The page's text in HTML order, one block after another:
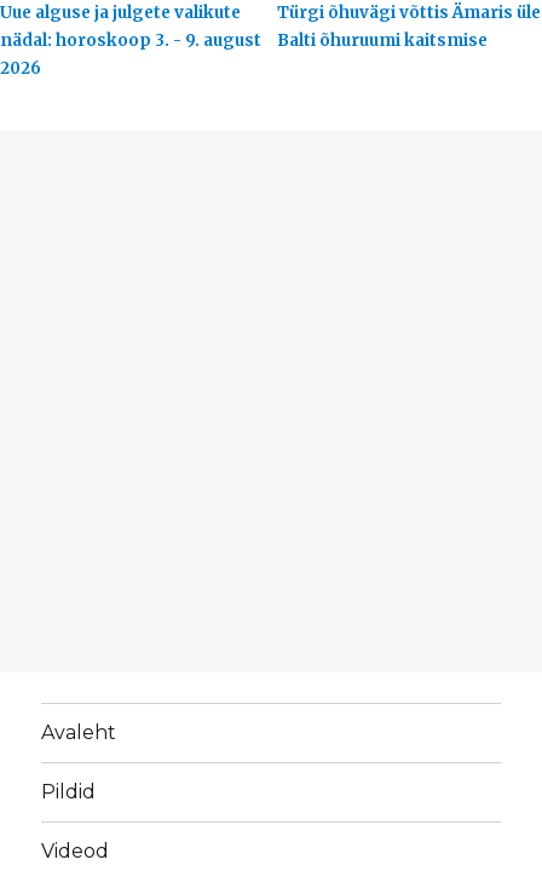
Uue alguse ja julgete valikute
nädal: horoskoop 3. - 9. august
2026
Türgi õhuvägi võttis Ämaris üle
Balti õhuruumi kaitsmise
Avaleht
Pildid
Videod